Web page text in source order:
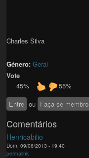
Charles Silva
Género:Geral
Vote
45%
55%
Entre ou Faça-se membro
Comentários
Henricabilio
Dom, 09/06/2013 - 19:40
permalink